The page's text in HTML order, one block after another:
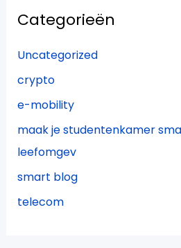
Categorieën
Uncategorized
crypto
e-mobility
maak je studentenkamer
leefomgev
smart blog
telecom